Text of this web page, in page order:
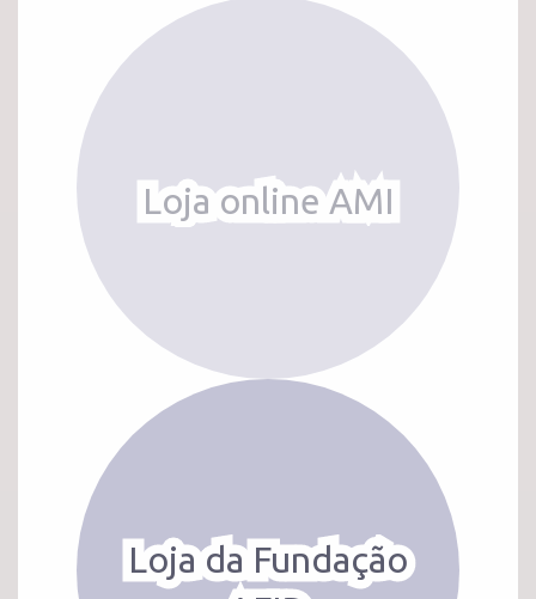
Loja online AMI
Loja da Fundação